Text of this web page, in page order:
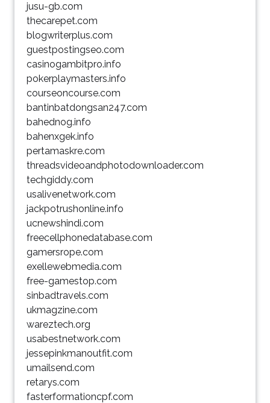
jusu-gb.com
thecarepet.com
blogwriterplus.com
guestpostingseo.com
casinogambitpro.info
pokerplaymasters.info
courseoncourse.com
bantinbatdongsan247.com
bahednog.info
bahenxgek.info
pertamaskre.com
threadsvideoandphotodownloader.com
techgiddy.com
usalivenetwork.com
jackpotrushonline.info
ucnewshindi.com
freecellphonedatabase.com
gamersrope.com
exellewebmedia.com
free-gamestop.com
sinbadtravels.com
ukmagzine.com
wareztech.org
usabestnetwork.com
jessepinkmanoutfit.com
umailsend.com
retarys.com
fasterformationcpf.com